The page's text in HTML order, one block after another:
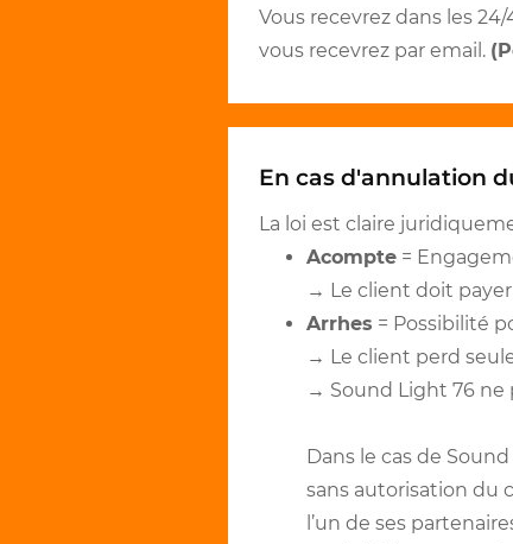
Vous recevrez dans les
vous recevrez par email.
En cas d'annulation
La loi est claire
Acompte =
→ Le client doit
Arrhes = Possibilité
→ Le client perd
→ Sound Light 76 ne
Dans le cas de
sans autorisation du
l’un de ses